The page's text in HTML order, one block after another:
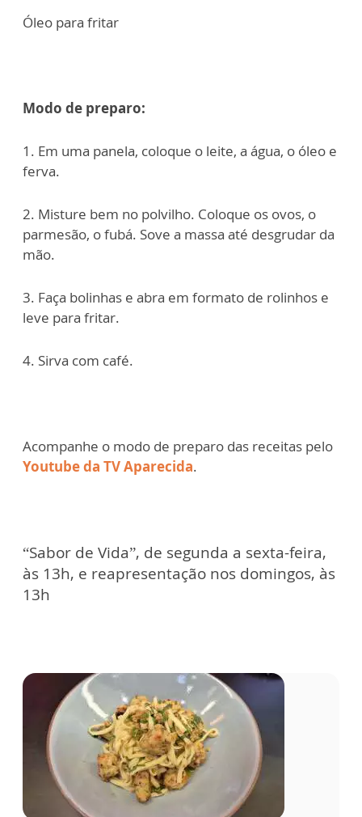
Óleo para fritar
Modo de preparo:
1. Em uma panela, coloque o leite, a água, o óleo e
ferva.
2. Misture bem no polvilho. Coloque os ovos, o
parmesão, o fubá. Sove a massa até desgrudar da
mão.
3. Faça bolinhas e abra em formato de rolinhos e
leve para fritar.
4. Sirva com café.
Acompanhe o modo de preparo das receitas pelo
Youtube da TV Aparecida.
“Sabor de Vida”, de segunda a sexta-feira,
às 13h, e reapresentação nos domingos, às
13h